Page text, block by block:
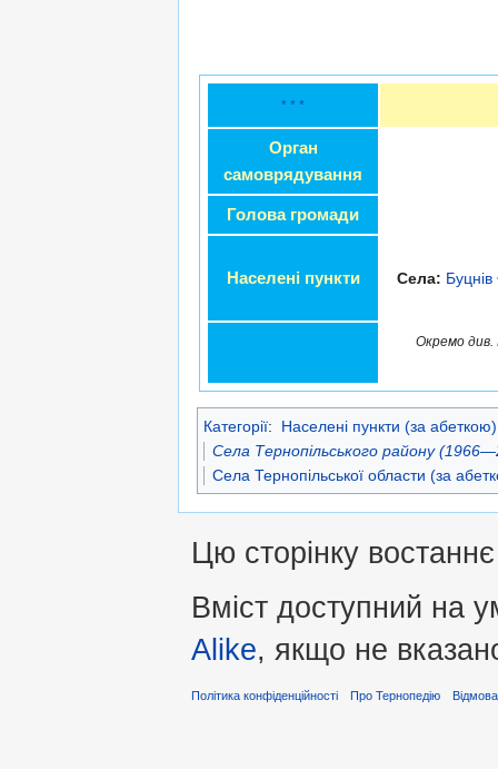
* * *
Орган
самоврядування
Голова громади
Населені пункти Села: Буцнів
Окремо див.
Категорії:
Населені пункти (за абеткою)
Села Тернопільського району
Села Тернопільської области (за
Цю сторінку
Вміст доступний на
Alike, якщо не
Політика конфіденційності Про Тернопедію